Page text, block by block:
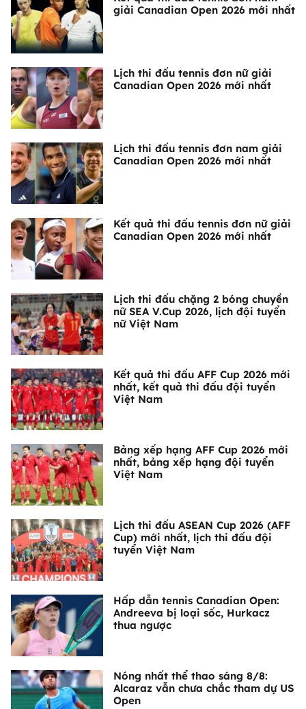
giải Canadian Open 2026 mới nhất
Lịch thi đấu tennis đơn nữ giải
Canadian Open 2026 mới nhất
Lịch thi đấu tennis đơn nam giải
Canadian Open 2026 mới nhất
Kết quả thi đấu tennis đơn nữ giải
Canadian Open 2026 mới nhất
Lịch thi đấu chặng 2 bóng chuyền
nữ SEA V.Cup 2026, lịch đội tuyển
nữ Việt Nam
Kết quả thi đấu AFF Cup 2026 mới
nhất, kết quả thi đấu đội tuyển
Việt Nam
Bảng xếp hạng AFF Cup 2026 mới
nhất, bảng xếp hạng đội tuyển
Việt Nam
Lịch thi đấu ASEAN Cup 2026 (AFF
Cup) mới nhất, lịch thi đấu đội
tuyển Việt Nam
Hấp dẫn tennis Canadian Open:
Andreeva bị loại sốc, Hurkacz
thua ngược
Nóng nhất thể thao sáng 8/8:
Alcaraz vẫn chưa chắc tham dự US
Open